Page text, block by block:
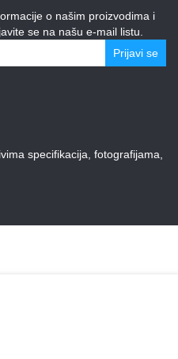
o našim proizvodima i
se na našu e-mail listu.
Prijavi se
specifikacija, fotografijama,